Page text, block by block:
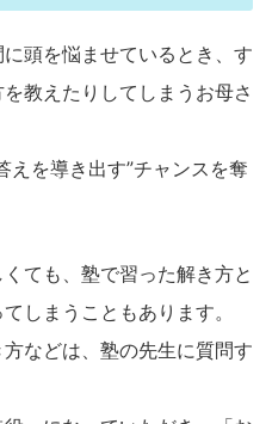
頭を悩ませているとき、す
教えたりしてしまうお母さ
えを導き出す”チャンスを奪
ても、塾で習った解き方と
しまうこともあります。
などは、塾の先生に質問す